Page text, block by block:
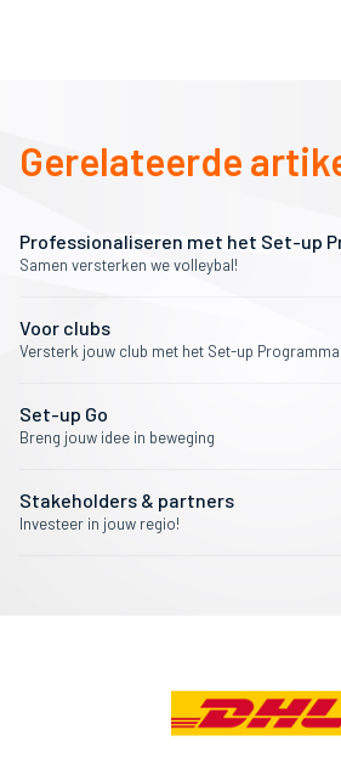
Gerelateerde
Professionaliseren met het Set-up
Samen versterken we volleybal!
Voor clubs
Versterk jouw club met het Set-up Programma!
Set-up Go
Breng jouw idee in beweging
Stakeholders & partners
Investeer in jouw regio!